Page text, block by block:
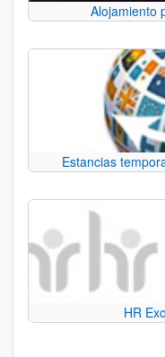
Alojamiento
Estancias
HR